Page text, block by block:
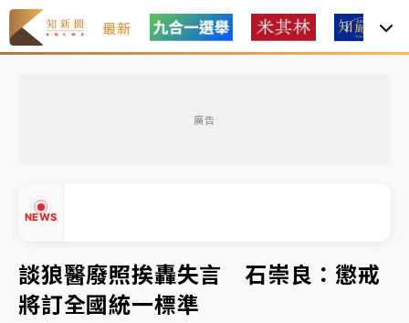
最新
廣告
NEWS
韓股最壞時期已過？大摩估去槓桿完成逾半 波動率降
至2個月低
「白海豚」雨炸新北！通報109件災情 侯友宜揭這類災
損最多
談狼醫廢照挨轟失言 石崇良：懲戒
將訂全國統一標準